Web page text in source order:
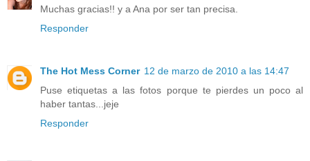
Muchas gracias!! y a Ana por ser tan precisa.
Responder
The Hot Mess Corner 12 de marzo de 2010 a las 14:47
Puse etiquetas a las fotos porque te pierdes un poco al
haber tantas...jeje
Responder